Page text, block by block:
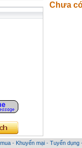
Chưa
- Khuyến mại - Tuyển dụng